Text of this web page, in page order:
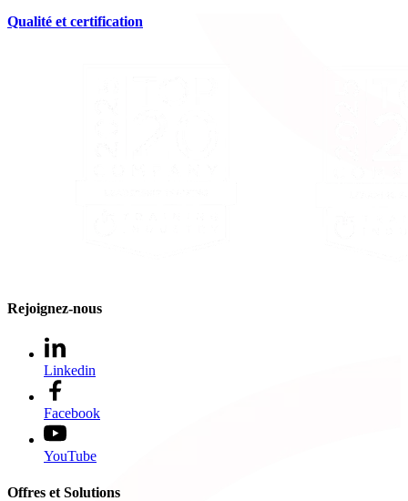
Qualité et certification
Rejoignez-nous
Linkedin
Facebook
YouTube
Offres et Solutions